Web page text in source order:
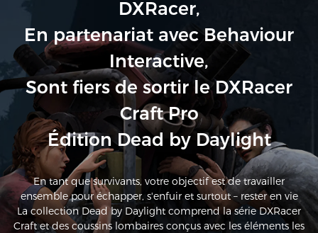
DXRacer,
En partenariat avec Behaviour
Interactive,
Sont fiers de sortir le DXRacer
Craft Pro
Édition Dead by Daylight
En tant que survivants, votre objectif est de travailler
ensemble pour échapper, s'enfuir et surtout – rester en vie
La collection Dead by Daylight comprend la série DXRacer
Craft et des coussins lombaires conçus avec les éléments les